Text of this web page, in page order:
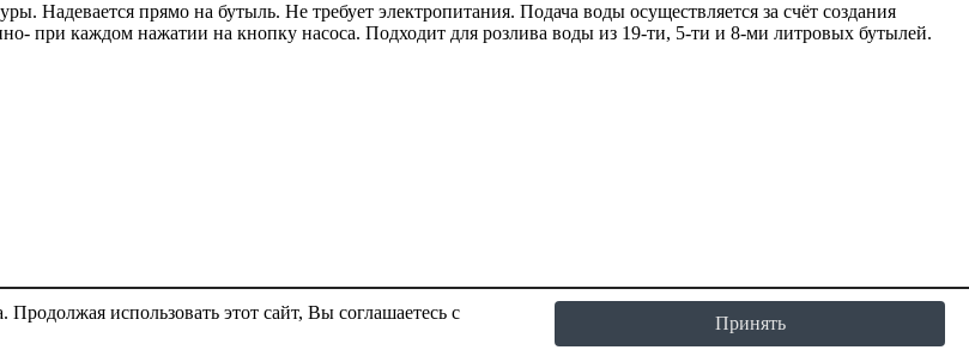
Надевается прямо на бутыль. Не требует электропитания. Подача воды осуществляется за счёт создания
при каждом нажатии на кнопку насоса. Подходит для розлива воды из 19-ти, 5-ти и 8-ми литровых бутылей.
использовать этот сайт, Вы соглашаетесь с
Принять